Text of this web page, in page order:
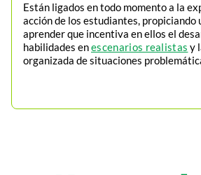
Están ligados en todo momento a la
acción de los estudiantes, propiciando
aprender que incentiva en ellos el
habilidades enescenarios realistas y
organizada de situaciones